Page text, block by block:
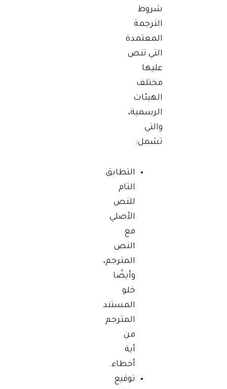
شروط
الترجمة
المعتمدة
التي تنص
عليها
مختلف
الهيئات
الرسمية،
والتي
تشمل:
التطابق
التام
للنص
الأصلي
مع
النص
المترجم،
وأيضًا
خلو
المستند
المترجم
من
أية
أخطاء.
توقيع